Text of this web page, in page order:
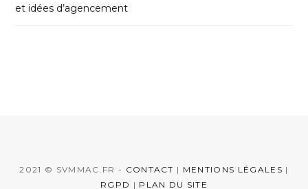
et idées d’agencement
2021 © SVMMAC.FR - CONTACT | MENTIONS LÉGALES |
RGPD | PLAN DU SITE